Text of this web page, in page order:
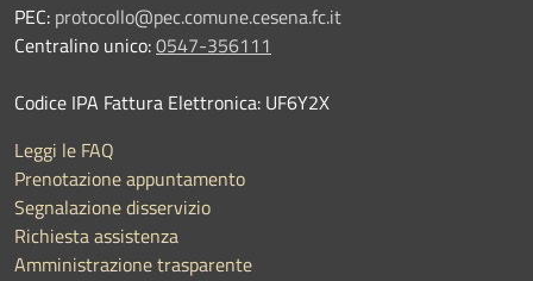
PEC: protocollo@pec.comune.cesena.fc.it
Centralino unico:0547-356111
Codice IPA Fattura Elettronica: UF6Y2X
Leggi le FAQ
Prenotazione appuntamento
Segnalazione disservizio
Richiesta assistenza
Amministrazione trasparente